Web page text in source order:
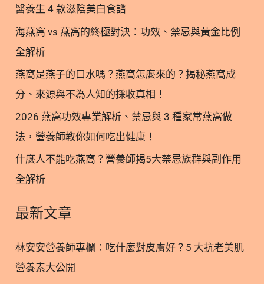
膚的鬆弛與暗沉。它不僅是養顏的基底，更是極佳的
調理食材，特別適合孕婦、術後修復者或氣虛體質的
(Collagen) 則直接針對肌膚的支撐力，主要提供膠原
蛋白肽與胺基酸，幫助維持外在肌膚的彈性與水潤
感。 將這兩種成分結合，完美補足了單一保養的侷
限：以燕窩進行「內在調理與修復」，再輔以膠原蛋
希望長期穩定膚況的人來說，這正是由內而外雙重呵
護的理想日常保養方向。 2. 市售燕窩膠原飲的好處
與潛在缺點分析 2.1. 燕窩膠原蛋白飲隨開即飲的便利
許多人補充營養的首選。這類飲品通常會添加糖、蜂
分方便。對於平常較少時間保養的人來說，是一個快
糖分與含量 雖然便利性很高，但市面上許多加工飲品
醫養生 4 款滋陰美白食譜
海燕窩 vs 燕窩的終極對決：功效、禁忌與黃金比例
全解析
燕窩是燕子的口水嗎？燕窩怎麼來的？揭秘燕窩成
分、來源與不為人知的採收真相！
2026 燕窩功效專業解析、禁忌與 3 種家常燕窩做
法，營養師教你如何吃出健康！
什麼人不能吃燕窩？營養師揭5大禁忌族群與副作用
全解析
最新文章
林安安營養師專欄：吃什麼對皮膚好？5 大抗老美肌
營養素大公開